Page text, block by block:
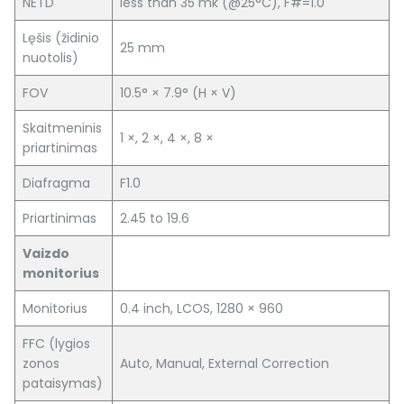
Lęšis (židinio
nuotolis)
25 mm
FOV
10.5° × 7.9° (H × V)
Skaitmeninis
priartinimas
1 ×, 2 ×, 4 ×, 8 ×
Diafragma
F1.0
Priartinimas
2.45 to 19.6
Vaizdo
monitorius
Monitorius
0.4 inch, LCOS, 1280 × 960
FFC (lygios
zonos
pataisymas)
Auto, Manual, External Correction